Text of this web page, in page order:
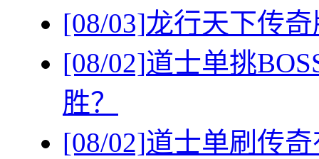
[08/03]龙行天下传
[08/02]道士单挑
胜？
[08/02]道士单刷传